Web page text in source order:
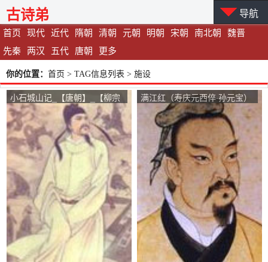
首页 现代 近代 隋朝 清朝 元朝 明朝 宋朝 南北朝
魏晋
先秦
两汉 五代 唐朝 更多
古诗弟 导航
你的位置： 首页 > TAG信息列表 > 施设
小石城山记_【唐朝】_【柳宗
元】
满江红（寿庆元西倅·孙元宝）
_【宋朝】_【陈著】